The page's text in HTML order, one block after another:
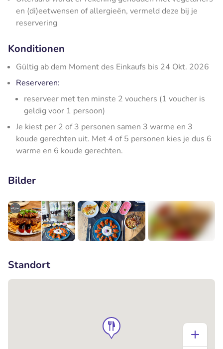
en (di)eetwensen of allergieën, vermeld deze bij je
reservering
Konditionen
Gültig ab dem Moment des Einkaufs bis 24 Okt. 2026
Reserveren:
reserveer met ten minste 2 vouchers (1 voucher is
geldig voor 1 persoon)
Je kiest per 2 of 3 personen samen 3 warme en 3
koude gerechten uit. Met 4 of 5 personen kies je dus 6
warme en 6 koude gerechten.
Bilder
Standort